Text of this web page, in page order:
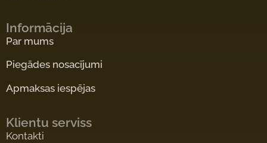
Informācija
Par mums
Piegādes nosacījumi
Apmaksas iespējas
Klientu serviss
Kontakti